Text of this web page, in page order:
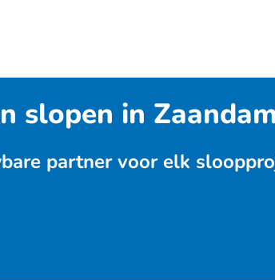
slopen in
partner voor elk